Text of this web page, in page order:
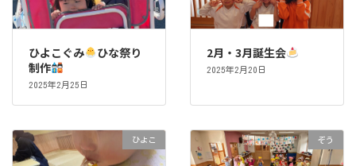
ひよこぐみ
ひな祭り
制作
2025年2月25日
2月・3月誕生会
2025年2月20日
ひよこ ぞう